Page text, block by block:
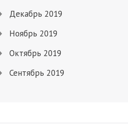
Декабрь 2019
Ноябрь 2019
Октябрь 2019
Сентябрь 2019